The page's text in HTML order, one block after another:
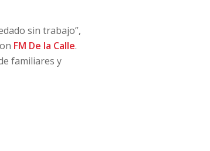
sin trabajo”,
FM De la Calle.
familiares y